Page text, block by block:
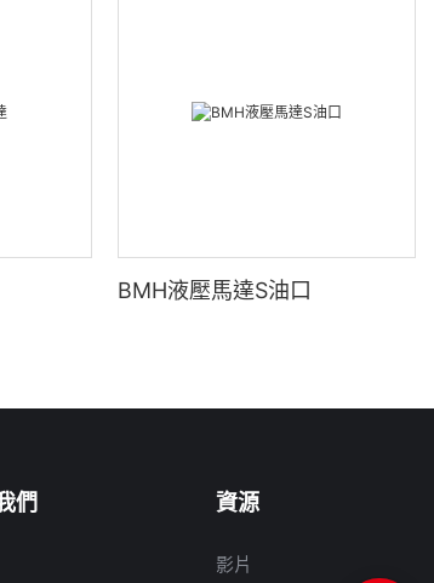
BMH液壓馬達S油口
們 資源
影片